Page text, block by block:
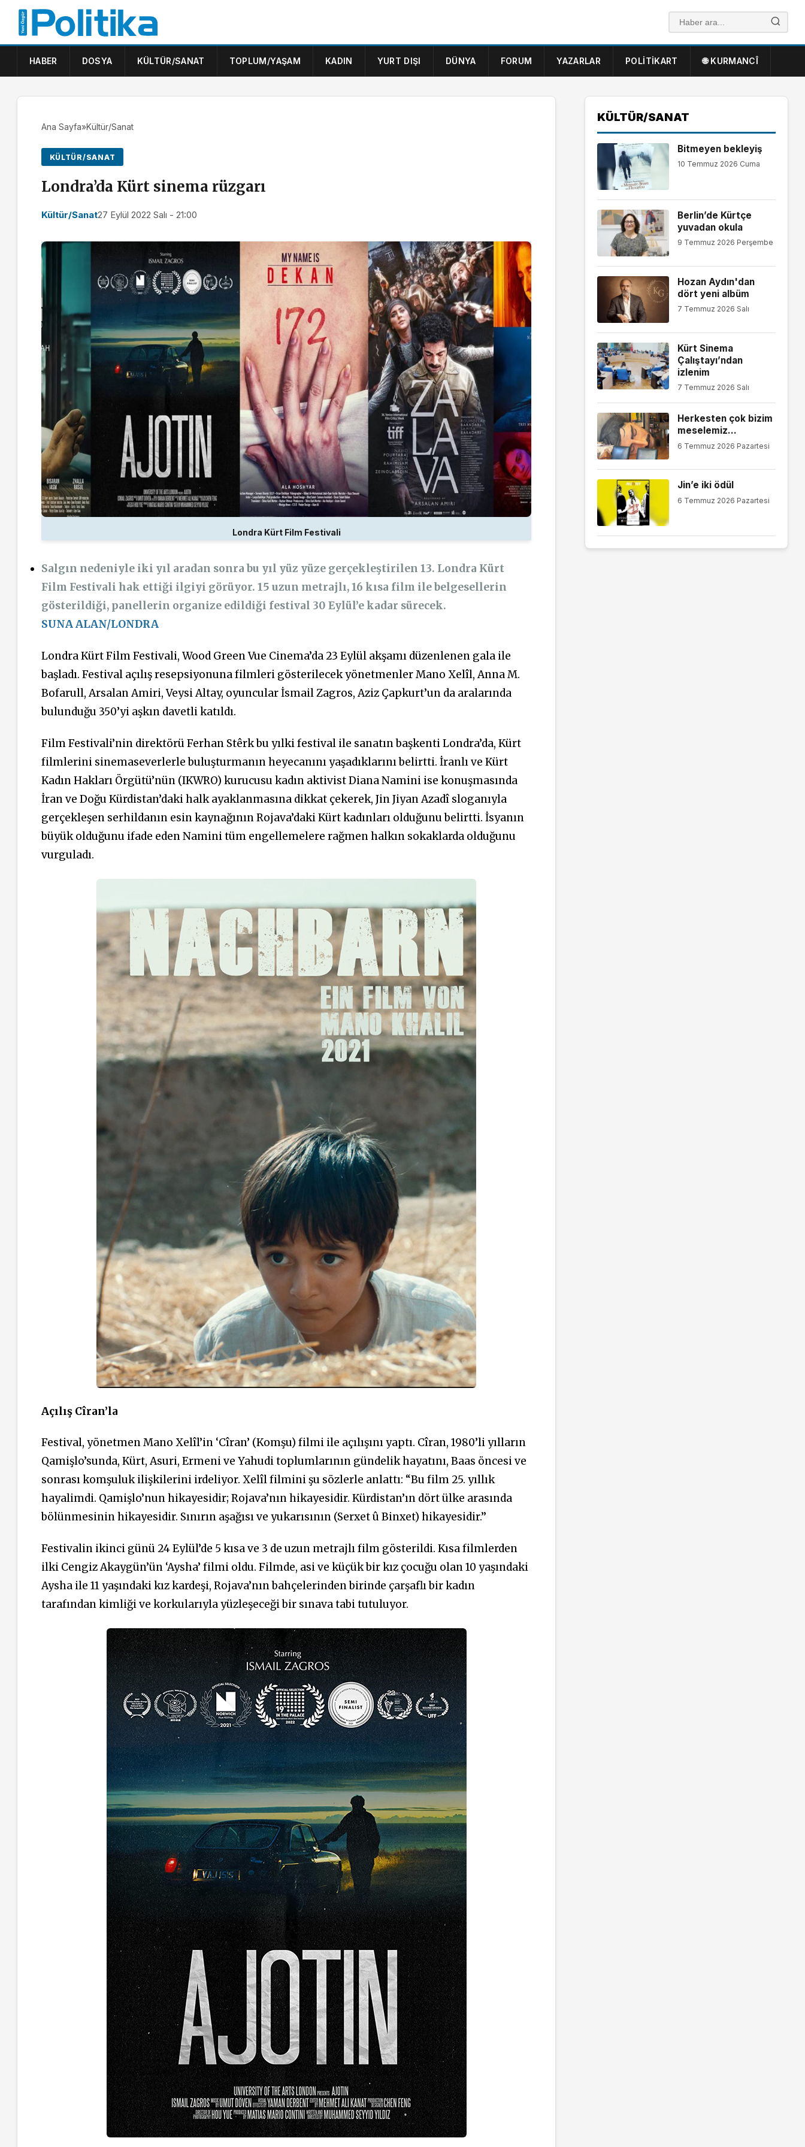
HABER DOSYA KÜLTÜR/SANAT TOPLUM/YAŞAM KADIN YURT DIŞI DÜNYA FORUM YAZARLAR POLITIKART 🌐 KURMANCÎ
Ana Sayfa»Kültür/Sanat
KÜLTÜR/SANAT
Londra’da Kürt sinema rüzgarı
Kültür/Sanat27 Eylül 2022 Salı - 21:00
Londra Kürt Film Festivali
Salgın nedeniyle iki yıl aradan sonra bu yıl yüz yüze gerçekleştirilen 13. Londra Kürt
Film Festivali hak ettiği ilgiyi görüyor. 15 uzun metrajlı, 16 kısa film ile belgesellerin
gösterildiği, panellerin organize edildiği festival 30 Eylül’e kadar sürecek.
SUNA ALAN/LONDRA
Londra Kürt Film Festivali, Wood Green Vue Cinema’da 23 Eylül akşamı düzenlenen gala ile
başladı. Festival açılış resepsiyonuna filmleri gösterilecek yönetmenler Mano Xelîl, Anna M.
Bofarull, Arsalan Amiri, Veysi Altay, oyuncular İsmail Zagros, Aziz Çapkurt’un da aralarında
bulunduğu 350’yi aşkın davetli katıldı.
Film Festivali’nin direktörü Ferhan Stêrk bu yılki festival ile sanatın başkenti Londra’da, Kürt
filmlerini sinemaseverlerle buluşturmanın heyecanını yaşadıklarını belirtti. İranlı ve Kürt
Kadın Hakları Örgütü’nün (IKWRO) kurucusu kadın aktivist Diana Namini ise konuşmasında
İran ve Doğu Kürdistan’daki halk ayaklanmasına dikkat çekerek, Jin Jiyan Azadî sloganıyla
gerçekleşen serhildanın esin kaynağının Rojava’daki Kürt kadınları olduğunu belirtti. İsyanın
büyük olduğunu ifade eden Namini tüm engellemelere rağmen halkın sokaklarda olduğunu
vurguladı.
Açılış Cîran’la
Festival, yönetmen Mano Xelîl’in ‘Cîran’ (Komşu) filmi ile açılışını yaptı. Cîran, 1980’li yılların
Qamişlo’sunda, Kürt, Asuri, Ermeni ve Yahudi toplumlarının gündelik hayatını, Baas öncesi ve
sonrası komşuluk ilişkilerini irdeliyor. Xelîl filmini şu sözlerle anlattı: “Bu film 25. yıllık
hayalimdi. Qamişlo’nun hikayesidir; Rojava’nın hikayesidir. Kürdistan’ın dört ülke arasında
bölünmesinin hikayesidir. Sınırın aşağısı ve yukarısının (Serxet û Binxet) hikayesidir.’’
Festivalin ikinci günü 24 Eylül’de 5 kısa ve 3 de uzun metrajlı film gösterildi. Kısa filmlerden
ilki Cengiz Akaygün’ün ‘Aysha’ filmi oldu. Filmde, asi ve küçük bir kız çocuğu olan 10 yaşındaki
Aysha ile 11 yaşındaki kız kardeşi, Rojava’nın bahçelerinden birinde çarşaflı bir kadın
tarafından kimliği ve korkularıyla yüzleşeceği bir sınava tabi tutuluyor.
KÜLTÜR/SANAT
Bitmeyen bekleyiş
10 Temmuz 2026 Cuma
Berlin’de Kürtçe
yuvadan okula
9 Temmuz 2026 Perşembe
Hozan Aydın'dan
dört yeni albüm
7 Temmuz 2026 Salı
Kürt Sinema
Çalıştayı’ndan
izlenim
7 Temmuz 2026 Salı
Herkesten çok bizim
meselemiz…
6 Temmuz 2026 Pazartesi
Jin’e iki ödül
6 Temmuz 2026 Pazartesi